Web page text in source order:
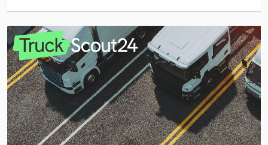
Mercedes Benz Sklápač
Mercedes Benz Traktor
Mercedes-Benz Actros
Mercedes-Benz Citaro
Mercedes-Benz Sprinter
Mercedes-Benz Sprinter 500